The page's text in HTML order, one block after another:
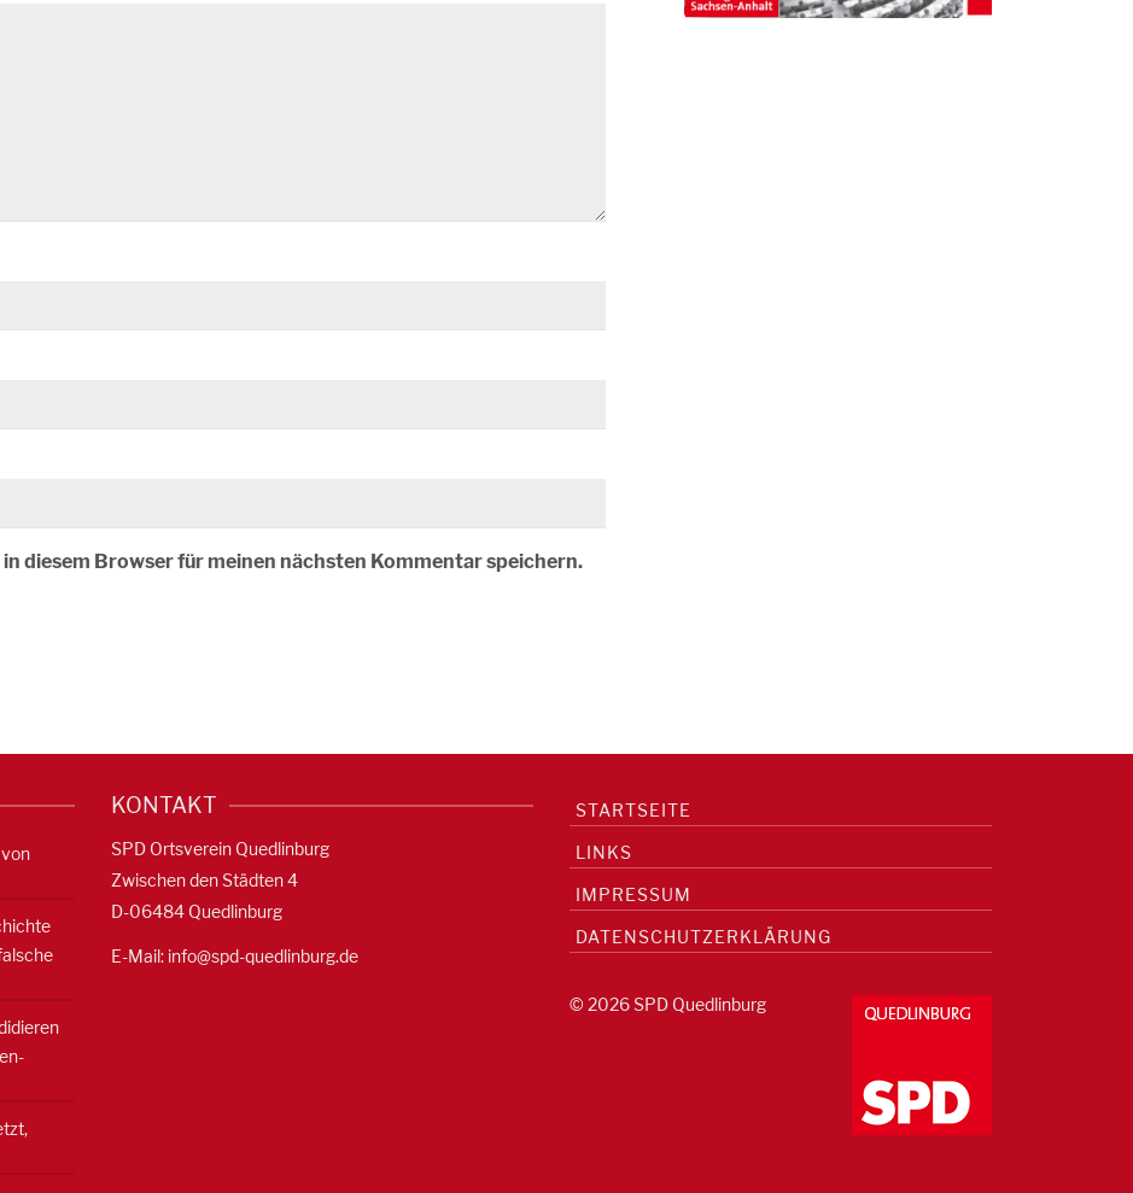
diesem Browser für meinen nächsten Kommentar speichern.
KONTAKT
SPD Ortsverein Quedlinburg
Zwischen den Städten 4
D-06484 Quedlinburg
E-Mail: info@spd-quedlinburg.de
STARTSEITE
LINKS
IMPRESSUM
DATENSCHUTZERKLÄRUNG
© 2026 SPD Quedlinburg